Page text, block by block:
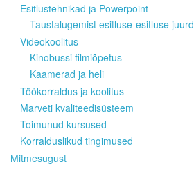
Esitlustehnikad ja Powerpoint
Taustalugemist esitluse-esitluse juurd
Videokoolitus
Kinobussi filmiõpetus
Kaamerad ja heli
Töökorraldus ja koolitus
Marveti kvaliteedisüsteem
Toimunud kursused
Korralduslikud tingimused
Mitmesugust